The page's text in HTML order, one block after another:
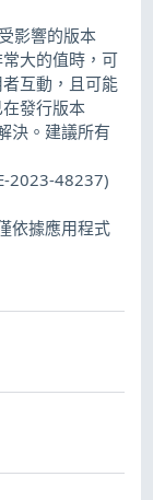
影響的版本
大的值時，可
互動，且可能
發行版本
決。建議所有
2023-48237)
依據應用程式